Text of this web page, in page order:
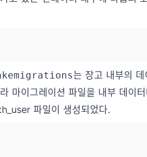
는 장고 내부의 데
마이그레이션 파일을 내부 데이터
파일이 생성되었다.